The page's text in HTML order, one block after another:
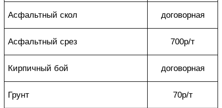
Асфальтный скол договорная
Асфальтный срез 700р/т
Кирпичный бой договорная
Грунт 70р/т